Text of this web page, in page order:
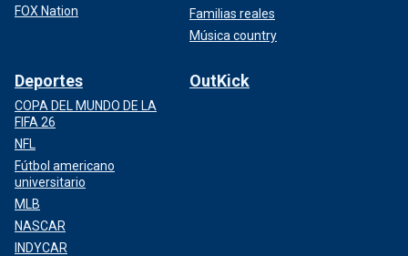
FOX Nation
Familias reales
Música country
Deportes
COPA DEL MUNDO DE LA
FIFA 26
NFL
Fútbol americano
universitario
MLB
NASCAR
INDYCAR
OutKick